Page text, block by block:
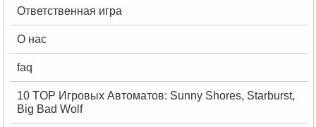
Ответственная игра
О нас
faq
10 TOP Игровых Автоматов: Sunny Shores, Starburst,
Big Bad Wolf